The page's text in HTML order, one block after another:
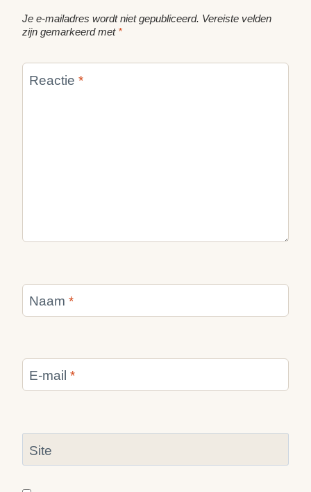
Je e-mailadres wordt niet gepubliceerd. Vereiste velden
zijn gemarkeerd met *
Reactie *
Naam *
E-mail *
Site